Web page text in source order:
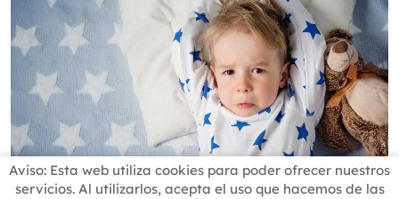
Aviso: Esta web utiliza cookies para poder ofrecer nuestros
servicios. Al utilizarlos, acepta el uso que hacemos de las